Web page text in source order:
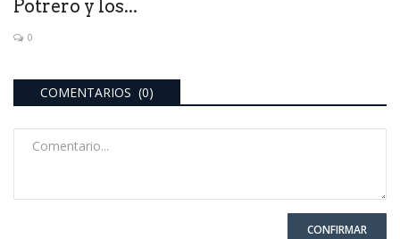
Potrero y los...
0
COMENTARIOS (0)
CONFIRMAR